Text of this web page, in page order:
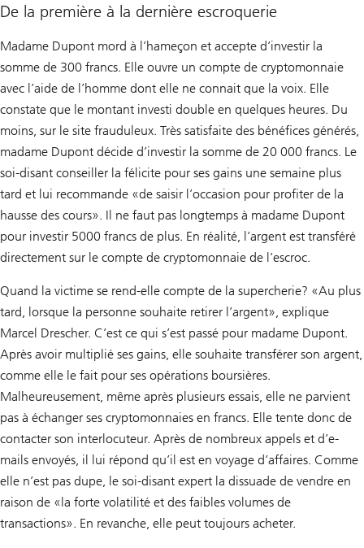
De la première à la dernière escroquerie
Madame Dupont mord à l’hameçon et accepte d’investir la
somme de 300 francs. Elle ouvre un compte de cryptomonnaie
avec l’aide de l’homme dont elle ne connait que la voix. Elle
constate que le montant investi double en quelques heures. Du
moins, sur le site frauduleux. Très satisfaite des bénéfices générés,
madame Dupont décide d’investir la somme de 20 000 francs. Le
soi-disant conseiller la félicite pour ses gains une semaine plus
tard et lui recommande «de saisir l’occasion pour profiter de la
hausse des cours». Il ne faut pas longtemps à madame Dupont
pour investir 5000 francs de plus. En réalité, l’argent est transféré
directement sur le compte de cryptomonnaie de l’escroc.
Quand la victime se rend-elle compte de la supercherie? «Au plus
tard, lorsque la personne souhaite retirer l’argent», explique
Marcel Drescher. C’est ce qui s’est passé pour madame Dupont.
Après avoir multiplié ses gains, elle souhaite transférer son argent,
comme elle le fait pour ses opérations boursières.
Malheureusement, même après plusieurs essais, elle ne parvient
pas à échanger ses cryptomonnaies en francs. Elle tente donc de
contacter son interlocuteur. Après de nombreux appels et d’e-
mails envoyés, il lui répond qu’il est en voyage d’affaires. Comme
elle n’est pas dupe, le soi-disant expert la dissuade de vendre en
raison de «la forte volatilité et des faibles volumes de
transactions». En revanche, elle peut toujours acheter.